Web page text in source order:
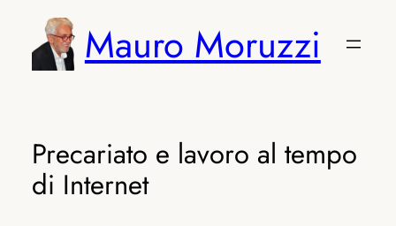
contenuto
Mauro Moruzzi
Precariato e lavoro al tempo
di Internet